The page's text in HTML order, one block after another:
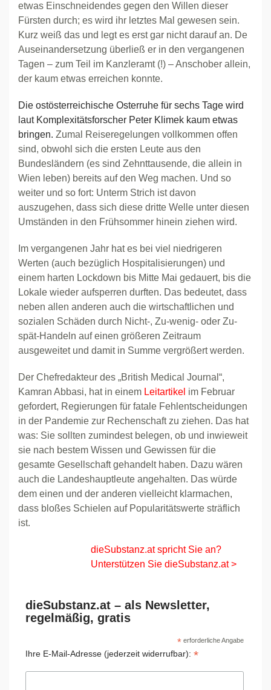
etwas Einschneidendes gegen den Willen dieser
Fürsten durch; es wird ihr letztes Mal gewesen sein.
Kurz weiß das und legt es erst gar nicht darauf an. De
Auseinandersetzung überließ er in den vergangenen
Tagen – zum Teil im Kanzleramt (!) – Anschober allein,
der kaum etwas erreichen konnte.
Die ostösterreichische Osterruhe für sechs Tage wird
laut Komplexitätsforscher Peter Klimek kaum etwas
bringen. Zumal Reiseregelungen vollkommen offen
sind, obwohl sich die ersten Leute aus den
Bundesländern (es sind Zehnttausende, die allein in
Wien leben) bereits auf den Weg machen. Und so
weiter und so fort: Unterm Strich ist davon
auszugehen, dass sich diese dritte Welle unter diesen
Umständen in den Frühsommer hinein ziehen wird.
Im vergangenen Jahr hat es bei viel niedrigeren
Werten (auch bezüglich Hospitalisierungen) und
einem harten Lockdown bis Mitte Mai gedauert, bis die
Lokale wieder aufsperren durften. Das bedeutet, dass
neben allen anderen auch die wirtschaftlichen und
sozialen Schäden durch Nicht-, Zu-wenig- oder Zu-
spät-Handeln auf einen größeren Zeitraum
ausgeweitet und damit in Summe vergrößert werden.
Der Chefredakteur des „British Medical Journal“,
Kamran Abbasi, hat in einem Leitartikel im Februar
gefordert, Regierungen für fatale Fehlentscheidungen
in der Pandemie zur Rechenschaft zu ziehen. Das hat
was: Sie sollten zumindest belegen, ob und inwieweit
sie nach bestem Wissen und Gewissen für die
gesamte Gesellschaft gehandelt haben. Dazu wären
auch die Landeshauptleute angehalten. Das würde
dem einen und der anderen vielleicht klarmachen,
dass bloßes Schielen auf Popularitätswerte sträflich
ist.
dieSubstanz.at spricht Sie an?
Unterstützen Sie dieSubstanz.at >
dieSubstanz.at – als Newsletter,
regelmäßig, gratis
*erforderliche Angabe
Ihre E-Mail-Adresse (jederzeit widerrufbar): *